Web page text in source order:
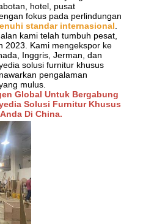
hotel, pusat
fokus pada perlindungan
standar internasional
kami telah tumbuh pesat,
2023. Kami mengekspor ke
Inggris, Jerman, dan
solusi furnitur khusus
mulus.
Global Untuk Bergabung
Solusi Furnitur Khusus
Di China.